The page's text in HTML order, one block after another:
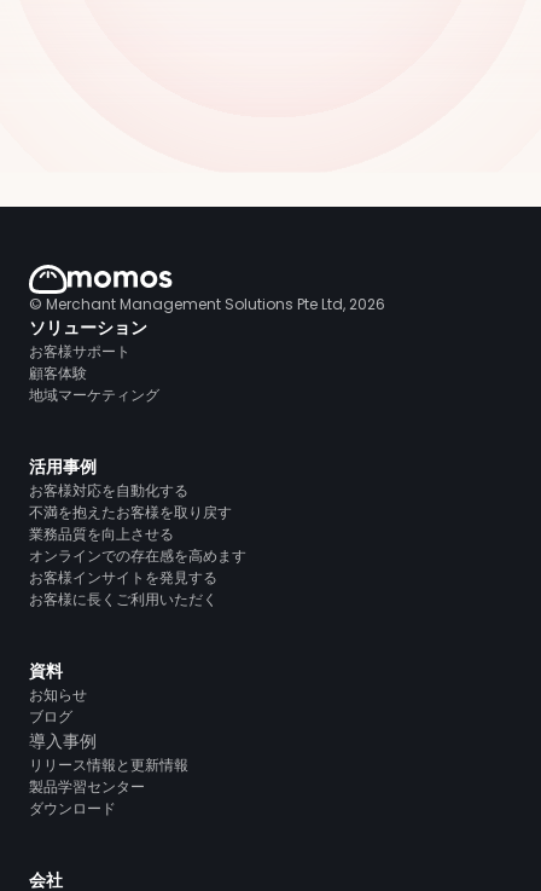
© Merchant Management Solutions Pte Ltd, 2026
ソリューション
お客様サポート
顧客体験
地域マーケティング
活用事例
お客様対応を自動化する
不満を抱えたお客様を取り戻す
業務品質を向上させる
オンラインでの存在感を高めます
お客様インサイトを発見する
お客様に長くご利用いただく
資料
お知らせ
ブログ
導入事例
リリース情報と更新情報
製品学習センター
ダウンロード
会社